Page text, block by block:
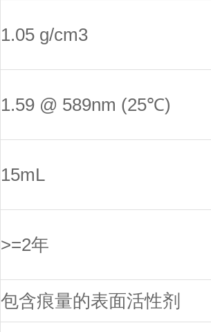
1.05 g/cm3
1.59 @ 589nm (25℃)
15mL
>=2年
包含痕量的表面活性剂